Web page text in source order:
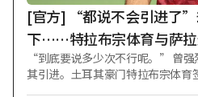
[官方] “都说不会引进了”
下……特拉布宗体育与萨
280 亿韩元”
“到底要说多少次不行呢。” 曾
其引进。土耳其豪门特拉布宗体育